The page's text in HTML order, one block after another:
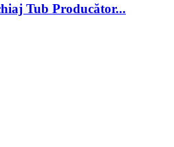
Tub Producător...